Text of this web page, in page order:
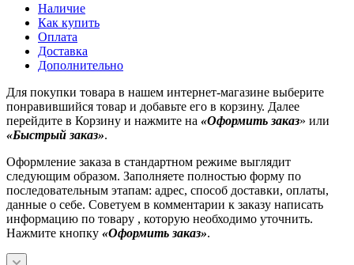
Наличие
Как купить
Оплата
Доставка
Дополнительно
Для покупки товара в нашем интернет-магазине выберите
понравившийся товар и добавьте его в корзину. Далее
перейдите в Корзину и нажмите на «Оформить заказ» или
«Быстрый заказ».
Оформление заказа в стандартном режиме выглядит
следующим образом. Заполняете полностью форму по
последовательным этапам: адрес, способ доставки, оплаты,
данные о себе. Советуем в комментарии к заказу написать
информацию по товару , которую необходимо уточнить.
Нажмите кнопку «Оформить заказ».